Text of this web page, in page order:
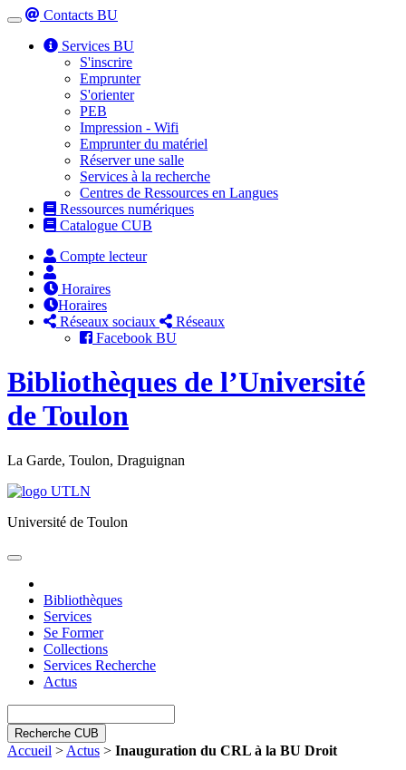
Toggle
navigation
Contacts BU
Services BU
S'inscrire
Emprunter
S'orienter
PEB
Impression - Wifi
Emprunter du matériel
Réserver une salle
Services à la recherche
Centres de Ressources en Langues
Ressources numériques
Catalogue CUB
Compte lecteur
Horaires
Horaires
Réseaux sociaux
Réseaux
Facebook BU
Bibliothèques de l’Université
de Toulon
La Garde, Toulon, Draguignan
Université de Toulon
Toggle
Bibliothèques
Services
Se Former
Collections
Services Recherche
Actus
Recherche CUB
Accueil > Actus > Inauguration du CRL à la BU Droit